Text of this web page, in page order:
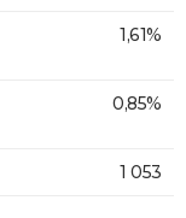
1,61%
0,85%
1 053